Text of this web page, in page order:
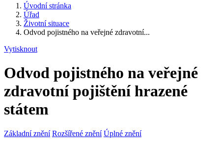
Úvodní stránka
Úřad
Životní situace
Odvod pojistného na veřejné zdravotní...
Vytisknout
Odvod pojistného na veřejné
zdravotní pojištění hrazené
státem
Základní znění Rozšířené znění Úplné znění